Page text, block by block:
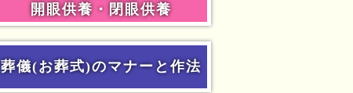
開眼供養・閉眼供養
葬儀(お葬式)のマナーと作法